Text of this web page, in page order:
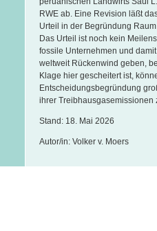
RWE ab. Eine Revision läßt
Urteil in der Begründung
Das Urteil ist noch kein
fossile Unternehmen und
weltweit Rückenwind geben,
Klage hier gescheitert ist,
Entscheidungsbegründung
ihrer Treibhausgasemissionen
Stand: 18. Mai 2026
Autor/in: Volker v. Moers